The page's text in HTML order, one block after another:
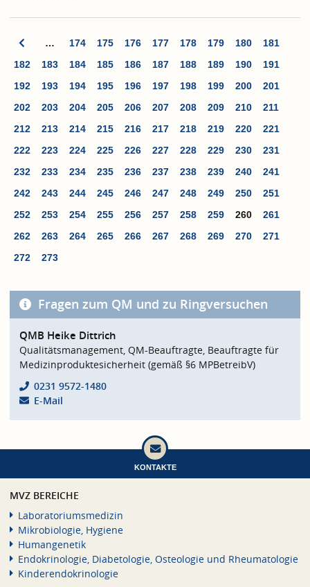
… 174 175 176 177 178 179 180
181
182
183 184 185 186 187 188 189 190
191
192
193 194 195 196 197 198 199 200
201
202
203 204 205 206 207 208 209 210
211
212
213 214 215 216 217 218 219 220
221
222
223 224 225 226 227 228 229 230
231
232
233 234 235 236 237 238 239 240
241
242
243 244 245 246 247 248 249 250
251
252
253 254 255 256 257 258 259 260
261
262
263 264 265 266 267 268 269 270
271
272
273
Fragen zum QM und zu Ringversuchen
QMB Heike Dittrich
Qualitätsmanagement, QM-Beauftragte, Beauftragte für
Medizinproduktesicherheit (gemäß §6 MPBetreibV)
0231 9572-1480
E-Mail
KONTAKTE
MVZ BEREICHE
Laboratoriumsmedizin
Mikrobiologie, Hygiene
Humangenetik
Endokrinologie, Diabetologie, Osteologie und Rheumatologie
Kinderendokrinologie